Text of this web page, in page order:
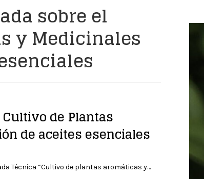
sobre el
y Medicinales
de Plantas
de aceites esenciales
Técnica “Cultivo de plantas aromáticas y…